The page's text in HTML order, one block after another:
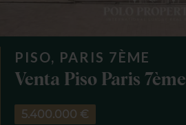
PISO, PARIS 7ÈME
Venta Piso Paris 7ème
5.400.000 €